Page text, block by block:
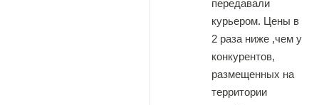
передавали
курьером. Цены в
2 раза ниже ,чем у
конкурентов,
размещенных на
территории